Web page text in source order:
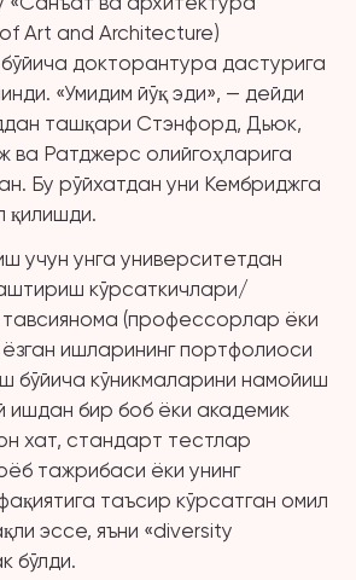
Art and Architecture)
докторантура дастурига
«Умидим йўқ эди», — дейди
ташқари Стэнфорд, Дьюк,
ва Ратджерс олийгоҳларига
Бу рўйхатдан уни Кембриджга
қилишди.
учун унга университетдан
кўрсаткичлари/
(профессорлар ёки
ишларининг портфолиоси
бўйича кўникмаларини намойиш
ишдан бир боб ёки академик
хат, стандарт тестлар
тажрибаси ёки унинг
таъсир кўрсатган омил
эссе, яъни «diversity
бўлди.